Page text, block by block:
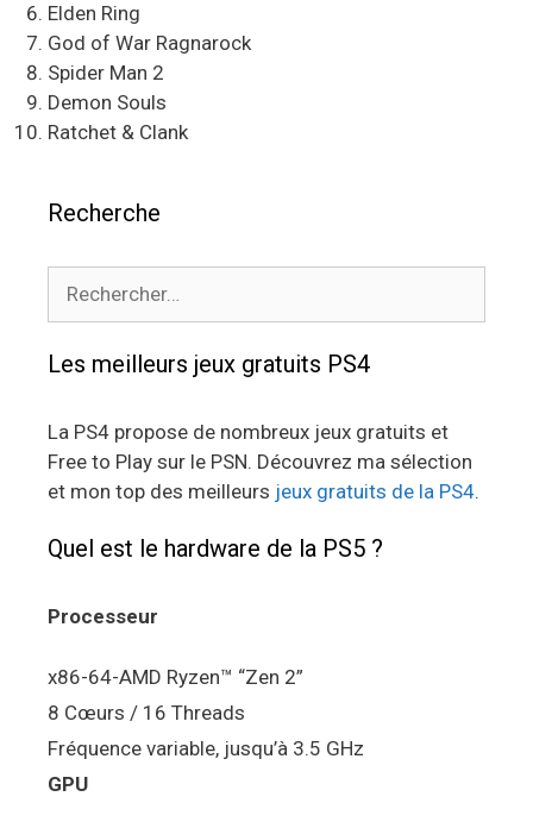
Elden Ring
God of War Ragnarock
Spider Man 2
Demon Souls
Ratchet & Clank
Recherche
Les meilleurs jeux gratuits PS4
La PS4 propose de nombreux jeux gratuits et
Free to Play sur le PSN. Découvrez ma sélection
et mon top des meilleurs jeux gratuits de la PS4.
Quel est le hardware de la PS5 ?
Processeur
x86-64-AMD Ryzen™ “Zen 2”
8 Cœurs / 16 Threads
Fréquence variable, jusqu’à 3.5 GHz
GPU